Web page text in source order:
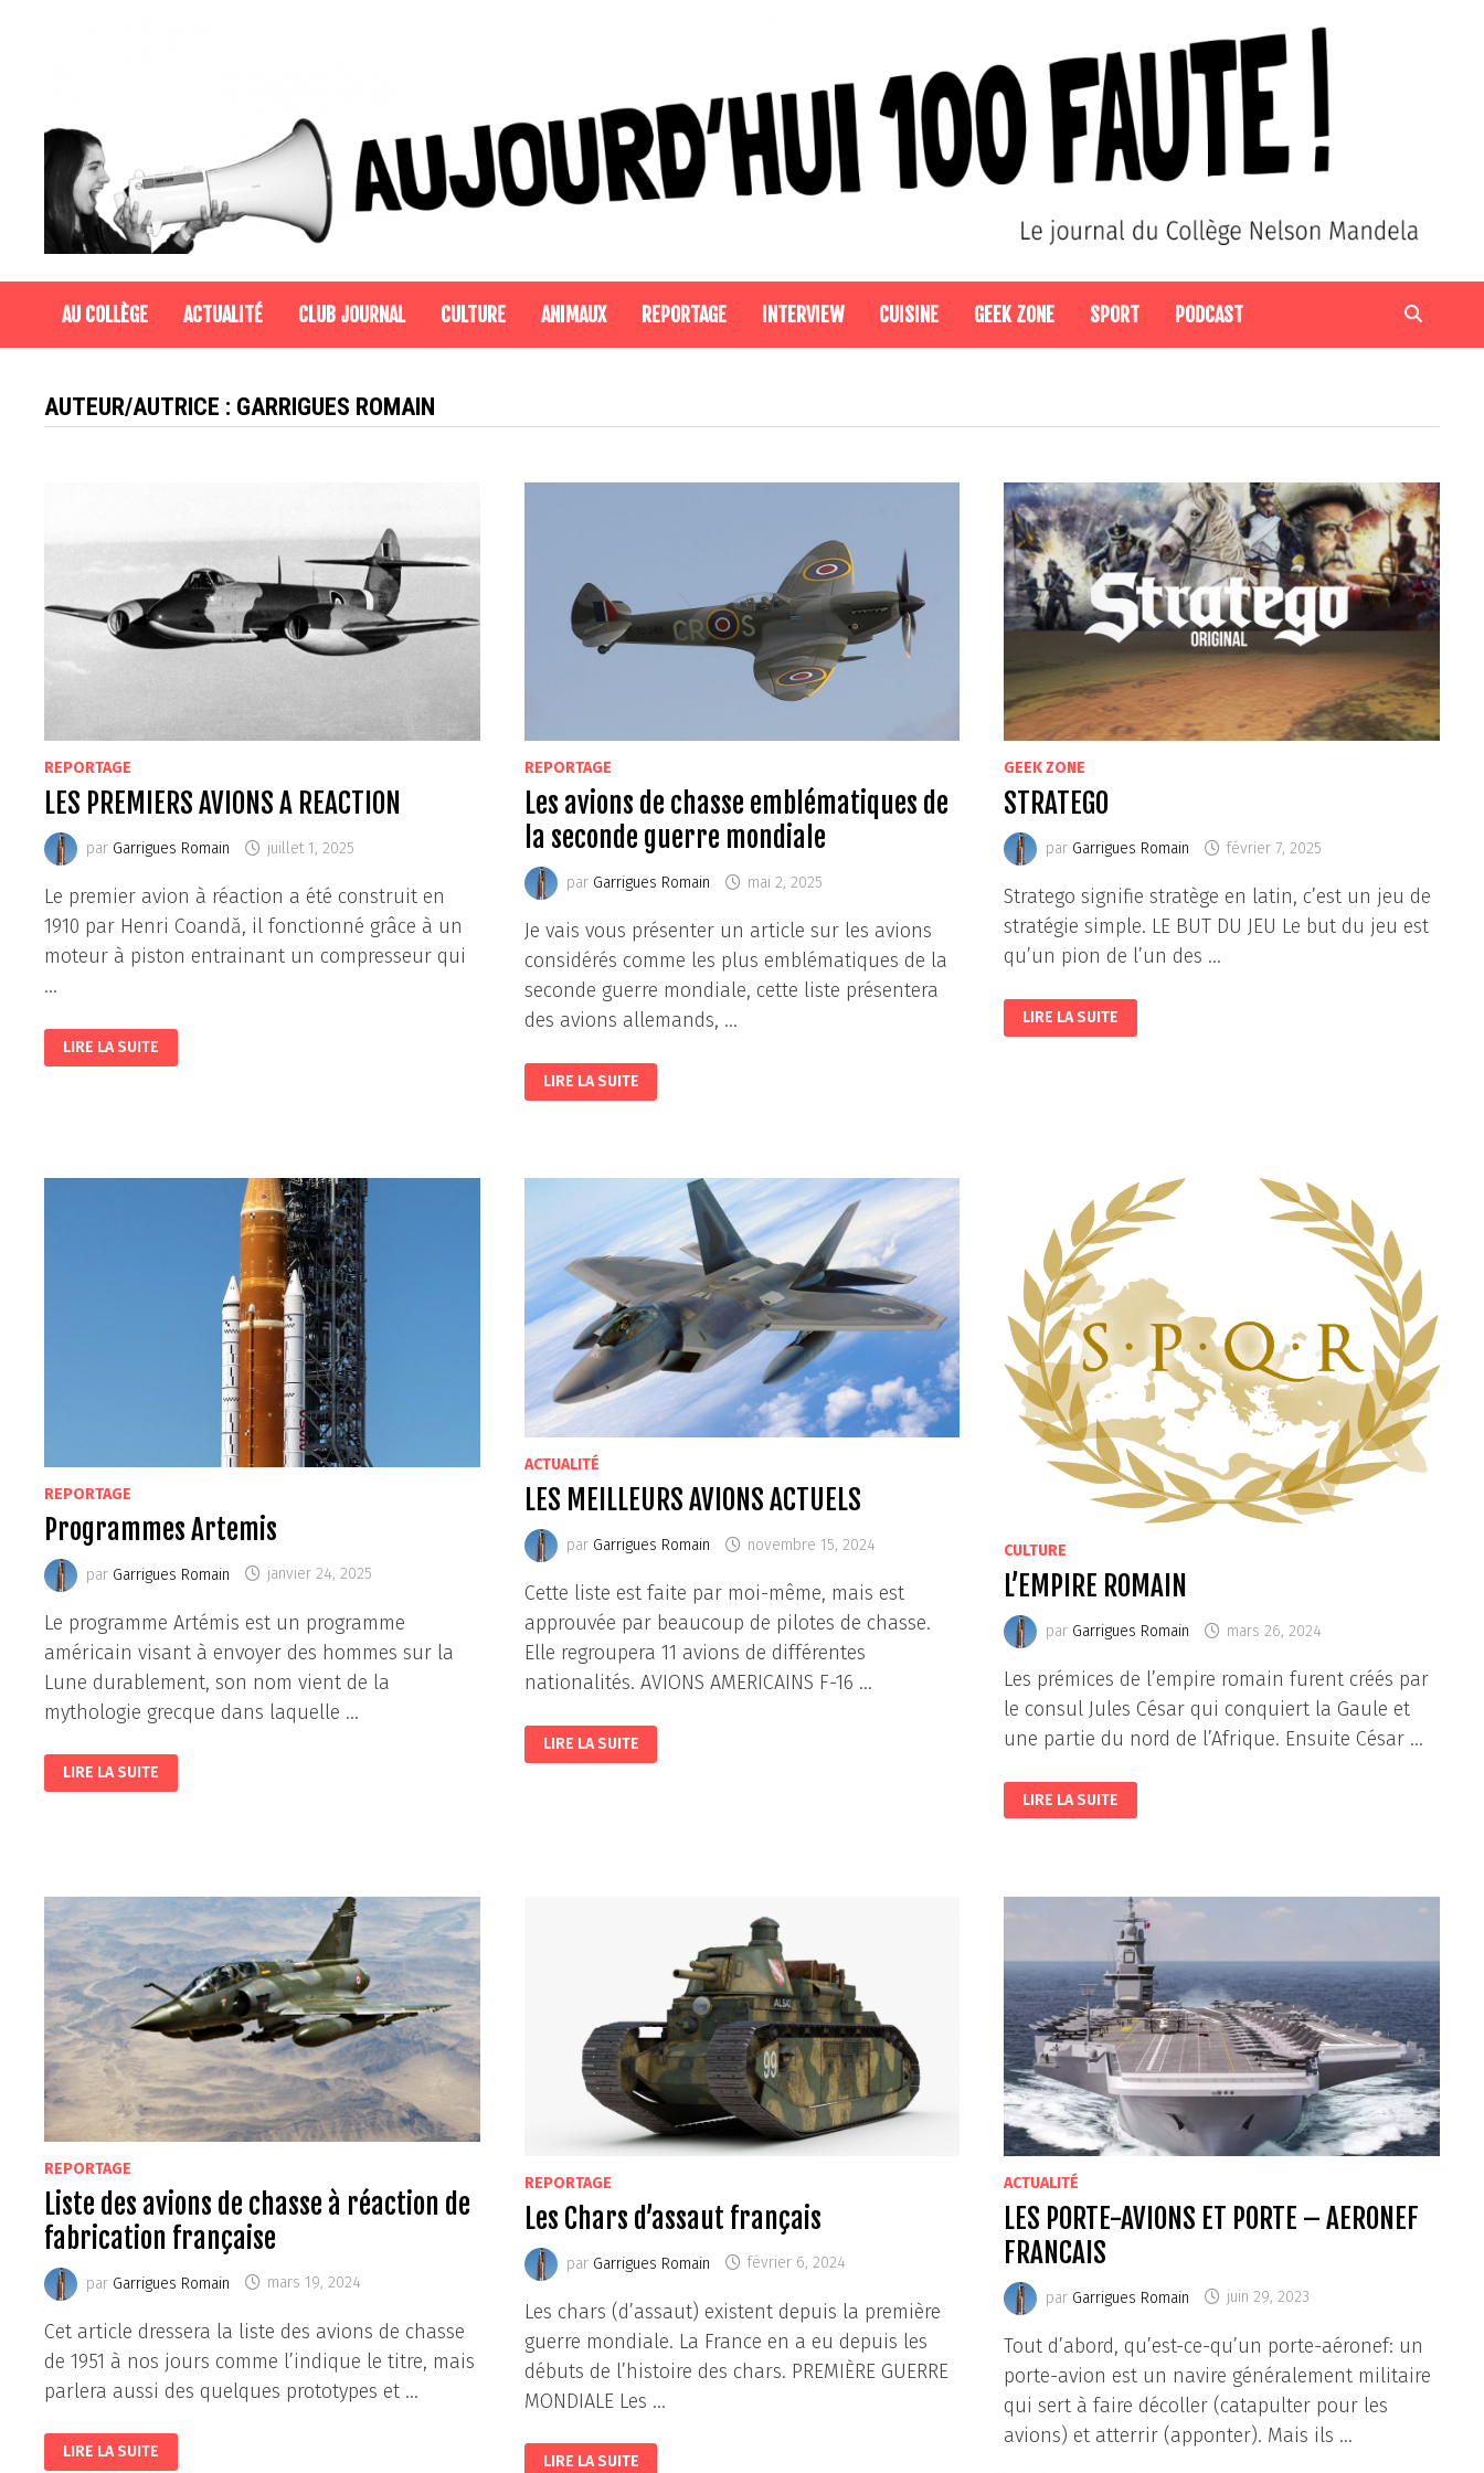
AU COLLÈGE ACTUALITÉ CLUB JOURNAL CULTURE ANIMAUX REPORTAGE INTERVIEW CUISINE GEEK ZONE SPORT PODCAST
AUTEUR/AUTRICE : GARRIGUES ROMAIN
REPORTAGE
LES PREMIERS AVIONS A REACTION
par Garrigues Romain juillet 1, 2025
Le premier avion à réaction a été construit en
1910 par Henri Coandă, il fonctionné grâce à un
moteur à piston entrainant un compresseur qui
…
LES
PREMIERS
AVIONS
LIRE LA SUITE
REPORTAGE
Les avions de chasse emblématiques de
la seconde guerre mondiale
par Garrigues Romain mai 2, 2025
Je vais vous présenter un article sur les avions
considérés comme les plus emblématiques de la
seconde guerre mondiale, cette liste présentera
des avions allemands, …
LES
AVIONS
DE
SECONDE
LIRE LA SUITE
GEEK ZONE
STRATEGO
par Garrigues Romain février 7, 2025
Stratego signifie stratège en latin, c’est un jeu de
stratégie simple. LE BUT DU JEU Le but du jeu est
qu’un pion de l’un des …
STRATEGO
LIRE LA SUITE
REPORTAGE
Programmes Artemis
par Garrigues Romain janvier 24, 2025
Le programme Artémis est un programme
américain visant à envoyer des hommes sur la
Lune durablement, son nom vient de la
mythologie grecque dans laquelle …
PROGRAMMES
ARTEMIS
LIRE LA SUITE
ACTUALITÉ
LES MEILLEURS AVIONS ACTUELS
par Garrigues Romain novembre 15, 2024
Cette liste est faite par moi-même, mais est
approuvée par beaucoup de pilotes de chasse.
Elle regroupera 11 avions de différentes
nationalités. AVIONS AMERICAINS F-16 …
LES
MEILLEURS
AVIONS
LIRE LA SUITE
CULTURE
L’EMPIRE ROMAIN
par Garrigues Romain mars 26, 2024
Les prémices de l’empire romain furent créés par
le consul Jules César qui conquiert la Gaule et
une partie du nord de l’Afrique. Ensuite César …
L’EMPIRE
ROMAIN
LIRE LA SUITE
REPORTAGE
Liste des avions de chasse à réaction de
fabrication française
par Garrigues Romain mars 19, 2024
Cet article dressera la liste des avions de chasse
de 1951 à nos jours comme l’indique le titre, mais
parlera aussi des quelques prototypes et …
LISTE
DES
LIRE LA SUITE
REPORTAGE
Les Chars d’assaut français
par Garrigues Romain février 6, 2024
Les chars (d’assaut) existent depuis la première
guerre mondiale. La France en a eu depuis les
débuts de l’histoire des chars. PREMIÈRE GUERRE
MONDIALE Les …
LES
CHARS
LIRE LA SUITE
ACTUALITÉ
LES PORTE-AVIONS ET PORTE – AERONEF
FRANCAIS
par Garrigues Romain juin 29, 2023
Tout d’abord, qu’est-ce-qu’un porte-aéronef: un
porte-avion est un navire généralement militaire
qui sert à faire décoller (catapulter pour les
avions) et atterrir (apponter). Mais ils …